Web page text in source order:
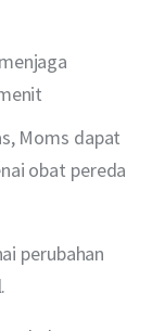
Moms dapat
obat pereda
perubahan